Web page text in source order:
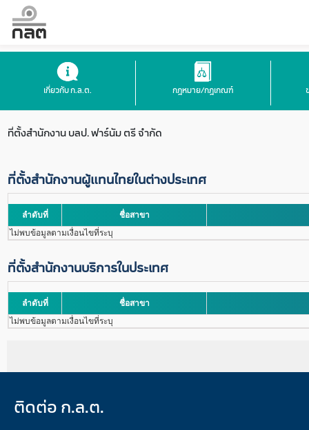
เกี่ยวกับ ก.ล.ต. กฎหมาย/กฎเกณฑ์
ที่ตั้งสำนักงานบลป. ฟาร์นัม ตรี จำกัด
ที่ตั้งสำนักงานผู้แทนไทยในต่างประเทศ
ลำดับที่
ชื่อสาขา
ไม่พบข้อมูลตามเงื่อนไขที่ระบุ
ที่ตั้งสำนักงานบริการในประเทศ
ลำดับที่
ชื่อสาขา
ไม่พบข้อมูลตามเงื่อนไขที่ระบุ
ติดต่อ ก.ล.ต.